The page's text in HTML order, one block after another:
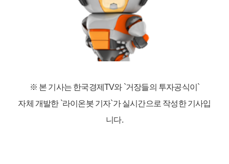
※ 본 기사는 한국경제TV와 `거장들의 투자공식이`
자체 개발한 `라이온봇 기자`가 실시간으로 작성한 기사입
니다.